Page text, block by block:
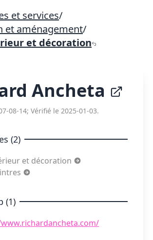
et services/
et aménagement/
et décoration
Ancheta
08-14; Vérifié le 2025-01-03.
(2)
et décoration
(1)